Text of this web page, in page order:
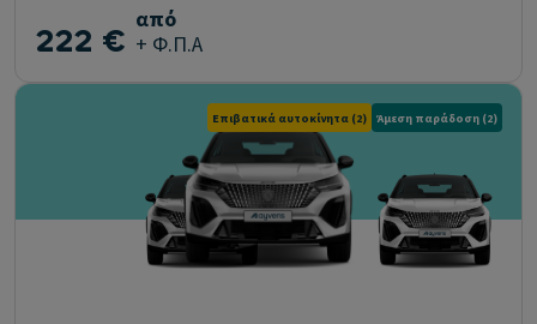
222 € από
+ Φ.Π.Α
Επιβατικά αυτοκίνητα (2) Άμεση παράδοση (2)